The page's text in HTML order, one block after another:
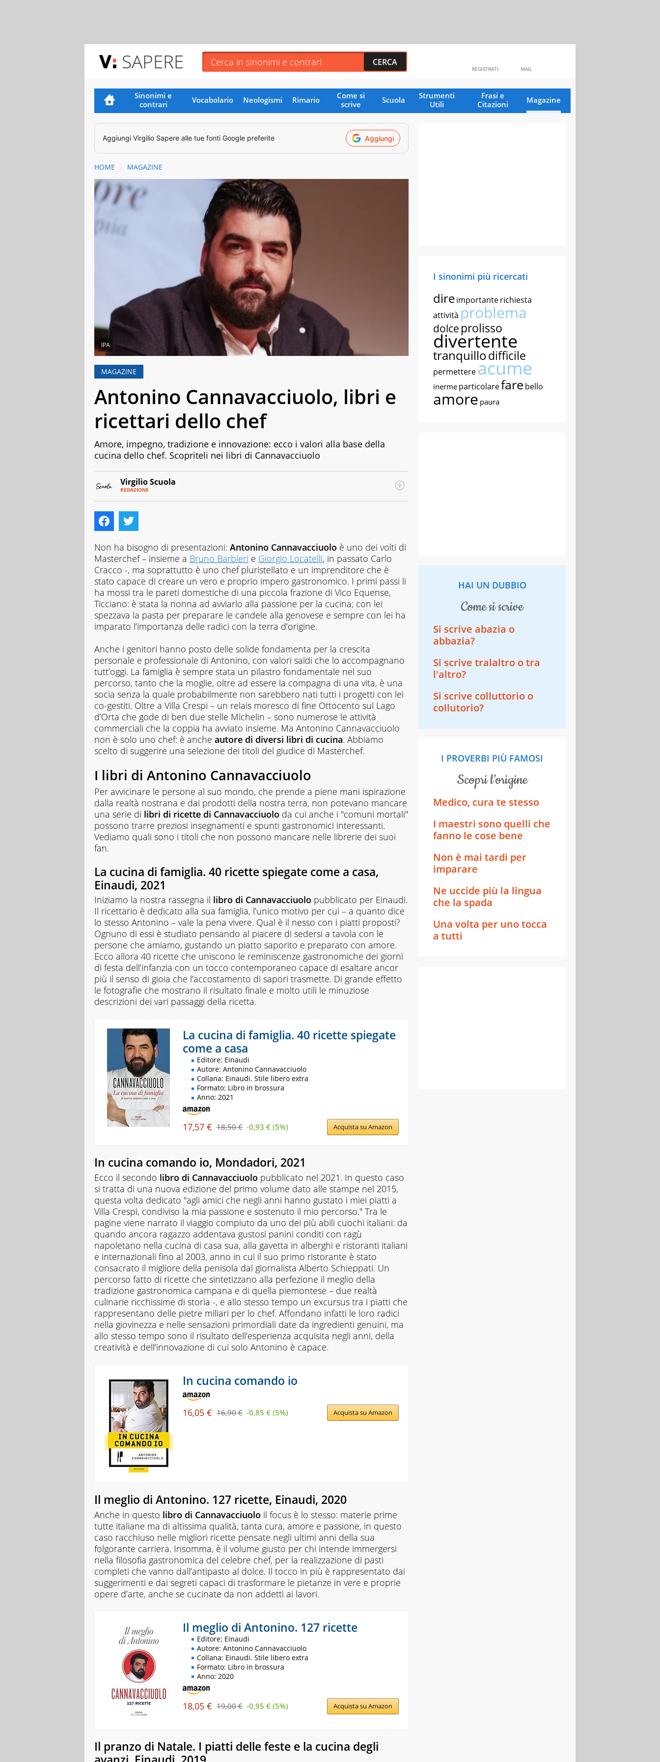
SAPERE MAIL
REGISTRATI
Sinonimi e
contrari
Vocabolario Neologismi Rimario
Come si
scrive
Scuola
Strumenti
Utili
Frasi e
Citazioni
Magazine
Aggiungi Virgilio Sapere alle tue fonti Google preferite Aggiungi
HOME MAGAZINE
IPA
MAGAZINE
Antonino Cannavacciuolo, libri e
ricettari dello chef
Amore, impegno, tradizione e innovazione: ecco i valori alla base della
cucina dello chef. Scopriteli nei libri di Cannavacciuolo
Virgilio Scuola
REDAZIONE
MAIL
ALTRI
SITI
è
un
di
Italiaonline
nato
a
settembre
2023,
ha
l’obiettivo
di
nell’apprendimento
gli
studenti
di
ogni
ordine
e
grado
scolastico:
un
hub
dedicato
solo
giovani
studenti,
ma
anche
genitori
e
insegnanti
con
1.500
lezioni
ed
esercizi
online,
video
di
approfondimento
e
infografiche.
Ogni
lezione
è
pensata
e
docenti
esperti
della
propria
materia
che
trattano
tutti
gli
argomenti
affrontati
il
percorso
scolastico,
anche
quelli
ostici,
con
un
linguaggio
semplice
e
immediato
e
l'ausilio
di
contenuti
multimediali
a
supporto
della
Non ha bisogno di presentazioni: Antonino Cannavacciuolo è uno dei volti di
Masterchef – insieme a Bruno Barbieri e Giorgio Locatelli, in passato Carlo
Cracco -, ma soprattutto è uno chef pluristellato e un imprenditore che è
stato capace di creare un vero e proprio impero gastronomico. I primi passi li
ha mossi tra le pareti domestiche di una piccola frazione di Vico Equense,
Ticciano: è stata la nonna ad avviarlo alla passione per la cucina; con lei
spezzava la pasta per preparare le candele alla genovese e sempre con lei ha
imparato l’importanza delle radici con la terra d’origine.
Anche i genitori hanno posto delle solide fondamenta per la crescita
personale e professionale di Antonino, con valori saldi che lo accompagnano
tutt’oggi. La famiglia è sempre stata un pilastro fondamentale nel suo
percorso, tanto che la moglie, oltre ad essere la compagna di una vita, è una
socia senza la quale probabilmente non sarebbero nati tutti i progetti con lei
co-gestiti. Oltre a Villa Crespi – un relais moresco di fine Ottocento sul Lago
d’Orta che gode di ben due stelle Michelin – sono numerose le attività
commerciali che la coppia ha avviato insieme. Ma Antonino Cannavacciuolo
non è solo uno chef: è anche autore di diversi libri di cucina. Abbiamo
scelto di suggerire una selezione dei titoli del giudice di Masterchef.
I libri di Antonino Cannavacciuolo
Per avvicinare le persone al suo mondo, che prende a piene mani ispirazione
dalla realtà nostrana e dai prodotti della nostra terra, non potevano mancare
una serie di libri di ricette di Cannavacciuolo da cui anche i "comuni mortali"
possono trarre preziosi insegnamenti e spunti gastronomici interessanti.
Vediamo quali sono i titoli che non possono mancare nelle librerie dei suoi
fan.
La cucina di famiglia. 40 ricette spiegate come a casa,
Einaudi, 2021
Iniziamo la nostra rassegna il libro di Cannavacciuolo pubblicato per Einaudi.
Il ricettario è dedicato alla sua famiglia, l’unico motivo per cui – a quanto dice
lo stesso Antonino – vale la pena vivere. Qual è il nesso con i piatti proposti?
Ognuno di essi è studiato pensando al piacere di sedersi a tavola con le
persone che amiamo, gustando un piatto saporito e preparato con amore.
Ecco allora 40 ricette che uniscono le reminiscenze gastronomiche dei giorni
di festa dell’infanzia con un tocco contemporaneo capace di esaltare ancor
più il senso di gioia che l’accostamento di sapori trasmette. Di grande effetto
le fotografie che mostrano il risultato finale e molto utili le minuziose
descrizioni dei vari passaggi della ricetta.
La cucina di famiglia. 40 ricette spiegate
come a casa
Editore: Einaudi
Autore: Antonino Cannavacciuolo
Collana: Einaudi. Stile libero extra
Formato: Libro in brossura
Anno: 2021
17,57 € 18,50 € -0,93 € (5%) Acquista su Amazon
In cucina comando io, Mondadori, 2021
Ecco il secondo libro di Cannavacciuolo pubblicato nel 2021. In questo caso
si tratta di una nuova edizione del primo volume dato alle stampe nel 2015,
questa volta dedicato "agli amici che negli anni hanno gustato i miei piatti a
Villa Crespi, condiviso la mia passione e sostenuto il mio percorso." Tra le
pagine viene narrato il viaggio compiuto da uno dei più abili cuochi italiani: da
quando ancora ragazzo addentava gustosi panini conditi con ragù
napoletano nella cucina di casa sua, alla gavetta in alberghi e ristoranti italiani
e internazionali fino al 2003, anno in cui il suo primo ristorante è stato
consacrato il migliore della penisola dal giornalista Alberto Schieppati. Un
percorso fatto di ricette che sintetizzano alla perfezione il meglio della
tradizione gastronomica campana e di quella piemontese – due realtà
culinarie ricchissime di storia -, e allo stesso tempo un excursus tra i piatti che
rappresentano delle pietre miliari per lo chef. Affondano infatti le loro radici
nella giovinezza e nelle sensazioni primordiali date da ingredienti genuini, ma
allo stesso tempo sono il risultato dell’esperienza acquisita negli anni, della
creatività e dell’innovazione di cui solo Antonino è capace.
In cucina comando io
16,05 € 16,90 € -0,85 € (5%) Acquista su Amazon
Il meglio di Antonino. 127 ricette, Einaudi, 2020
Anche in questo libro di Cannavacciuolo il focus è lo stesso: materie prime
tutte italiane ma di altissima qualità, tanta cura, amore e passione, in questo
caso racchiuso nelle migliori ricette pensate negli ultimi anni della sua
folgorante carriera. Insomma, è il volume giusto per chi intende immergersi
nella filosofia gastronomica del celebre chef, per la realizzazione di pasti
completi che vanno dall’antipasto al dolce. Il tocco in più è rappresentato dai
suggerimenti e dai segreti capaci di trasformare le pietanze in vere e proprie
opere d’arte, anche se cucinate da non addetti ai lavori.
Il meglio di Antonino. 127 ricette
Editore: Einaudi
Autore: Antonino Cannavacciuolo
Collana: Einaudi. Stile libero extra
Formato: Libro in brossura
Anno: 2020
18,05 € 19,00 € -0,95 € (5%) Acquista su Amazon
Il pranzo di Natale. I piatti delle feste e la cucina degli
I sinonimi più ricercati
direimportanterichiesta
attività problema
dolce prolisso
divertente
tranquillodifficile
permettereacume
inerme particolarefare bello
amore paura
HAI UN DUBBIO
come si scrive
Si scrive abazia o
abbazia?
Si scrive tralaltro o tra
l'altro?
Si scrive colluttorio o
collutorio?
I PROVERBI PIÙ FAMOSI
scopri l’origine
Medico, cura te stesso
I maestri sono quelli che
fanno le cose bene
Non è mai tardi per
imparare
Ne uccide più la lingua
che la spada
Una volta per uno tocca
a tutti